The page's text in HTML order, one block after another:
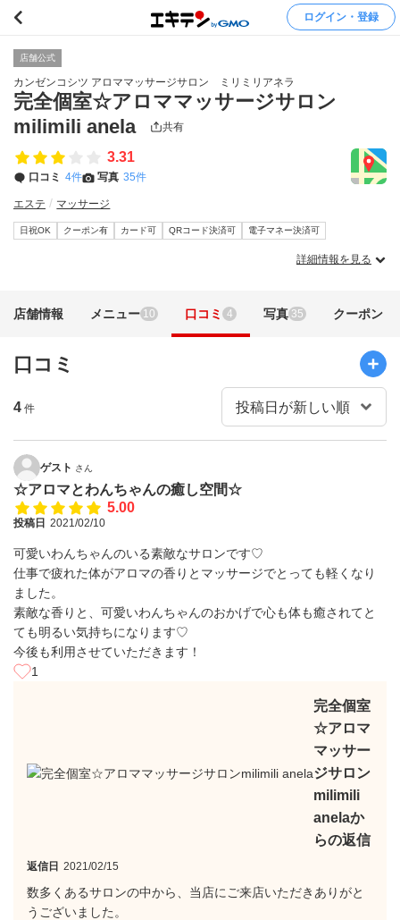
ログイン・登録
店舗公式
カンゼンコシツ アロママッサージサロン ミリミリアネラ
完全個室☆アロママッサージサロン
milimili anela
共有
3.31
口コミ 4件 写真 35件
エステ マッサージ
日祝OK クーポン有 カード可 QRコード決済可 電子マネー決済可
詳細情報を見る
店舗情報 メニュー 10 口コミ 4 写真 35 クーポン
口コミ
4 件
ゲスト さん
☆アロマとわんちゃんの癒し空間☆
5.00
投稿日 2021/02/10
可愛いわんちゃんのいる素敵なサロンです♡
仕事で疲れた体がアロマの香りとマッサージでとっても軽くなり
ました。
素敵な香りと、可愛いわんちゃんのおかげで心も体も癒されてと
ても明るい気持ちになります♡
今後も利用させていただきます！
1
完全個室
☆アロマ
マッサー
ジサロン
milimili
anelaか
らの返信
返信日 2021/02/15
数多くあるサロンの中から、当店にご来店いただきありがと
うございました。